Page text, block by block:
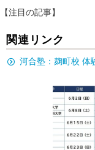
【注目の記事】
関連リンク
河合塾：麹町校 体